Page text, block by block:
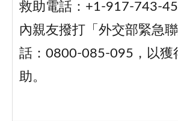
救助電話：+1-917-743-
內親友撥打「外交部緊急
話：0800-085-095，以獲
助。